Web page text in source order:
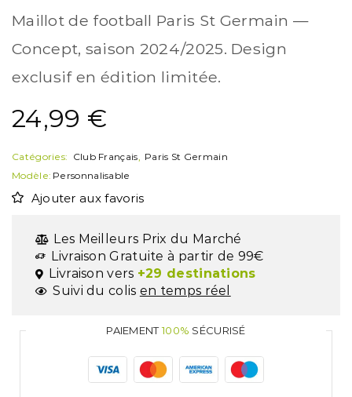
Maillot de football Paris St Germain —
Concept, saison 2024/2025. Design
exclusif en édition limitée.
24,99 €
Catégories: Club Français, Paris St Germain
Modèle: Personnalisable
Ajouter aux favoris
Les Meilleurs Prix du Marché
Livraison Gratuite à partir de 99€
Livraison vers +29 destinations
Suivi du colis en temps réel
PAIEMENT100% SÉCURISÉ